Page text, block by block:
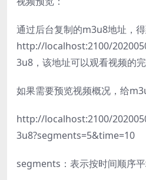
通过后台复制的m3u8地址，得
http://localhost:2100/
3u8，该地址可以观看视频的完
如果需要预览视频概况，给
http://localhost:2100/
3u8?segments=5&time=10
segments：表示按时间顺序